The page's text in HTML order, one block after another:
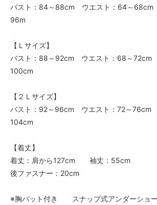
バスト：84～88cm ウエスト：64～68cm
96m
【Ｌサイズ】
バスト：88～92cm ウエスト：68～72cm
100cm
【２Ｌサイズ】
バスト：92～96cm ウエスト：72～76cm
104cm
【着丈】
着丈：肩から127cm 袖丈：55cm
後ファスナー：20cm
※胸パット付き スナップ式アンダーシ